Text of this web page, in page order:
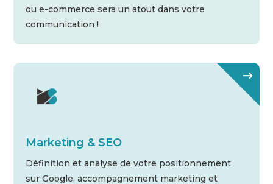
ou e-commerce sera un atout dans votre
communication !
Marketing & SEO
Définition et analyse de votre positionnement
sur Google, accompagnement marketing et